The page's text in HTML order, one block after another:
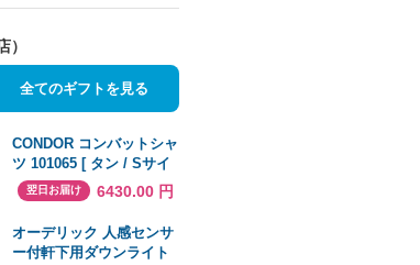
）
全てのギフトを見る
CONDOR コンバットシャ
ツ 101065 [ タン / Sサイ
ズ ] ミリタリーシャツ 長
袖シャツ ロングTシャツ
翌日お届け 6430.00 円
オーデリック 人感センサ
ー付軒下用ダウンライト